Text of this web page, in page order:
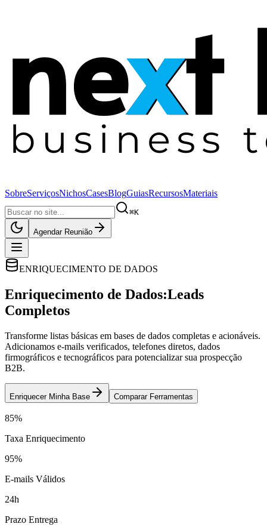
SobreServiçosNichosCasesBlogGuiasRecursosMateriais
⌘K
Agendar Reunião
ENRIQUECIMENTO DE DADOS
Enriquecimento de Dados:Leads
Completos
Transforme listas básicas em bases de dados completas e acionáveis.
Adicionamos e-mails verificados, telefones diretos, dados
firmográficos e tecnográficos para potencializar sua prospecção
B2B.
Enriquecer Minha Base Comparar Ferramentas
85%
Taxa Enriquecimento
95%
E-mails Válidos
24h
Prazo Entrega